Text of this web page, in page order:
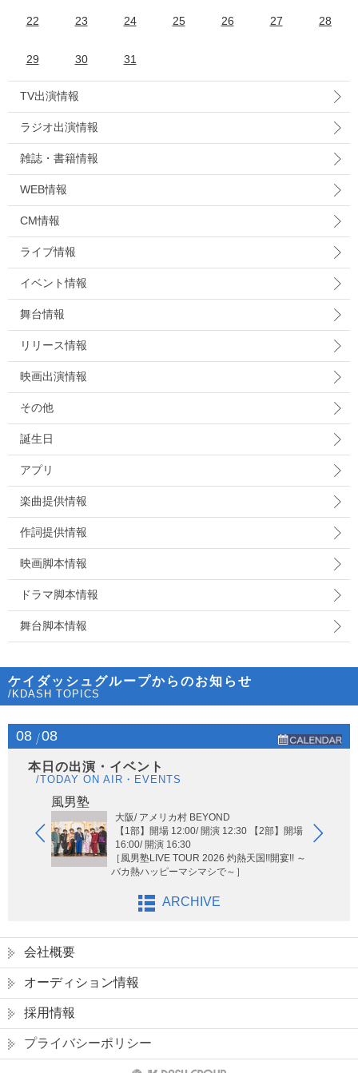
22 23 24 25 26 27 28
29 30 31
TV出演情報
ラジオ出演情報
雑誌・書籍情報
WEB情報
CM情報
ライブ情報
イベント情報
舞台情報
リリース情報
映画出演情報
その他
誕生日
アプリ
楽曲提供情報
作詞提供情報
映画脚本情報
ドラマ脚本情報
舞台脚本情報
ケイダッシュグループからのお知らせ
/KDASH TOPICS
08 08
本日の出演・イベント
/TODAY ON AIR・EVENTS
風男塾
大阪/ アメリカ村 BEYOND
【1部】開場 12:00/ 開演 12:30 【2部】開場
16:00/ 開演 16:30
［風男塾LIVE TOUR 2026 灼熱天国!!開宴!! ～
バカ熱ハッピーマシマシで～］
ARCHIVE
会社概要
オーディション情報
採用情報
プライバシーポリシー